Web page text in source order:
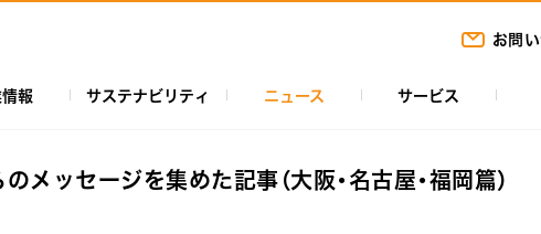
お問
報 サステナビリティ ニュース サービス
メッセージを集めた記事（大阪・名古屋・福岡篇）